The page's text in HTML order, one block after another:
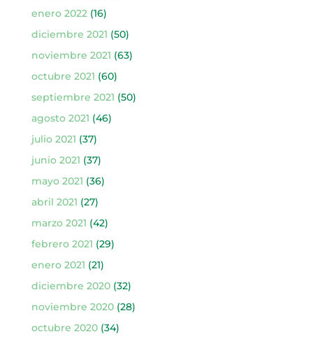
enero 2022 (16)
diciembre 2021 (50)
noviembre 2021 (63)
octubre 2021 (60)
septiembre 2021 (50)
agosto 2021 (46)
julio 2021 (37)
junio 2021 (37)
mayo 2021 (36)
abril 2021 (27)
marzo 2021 (42)
febrero 2021 (29)
enero 2021 (21)
diciembre 2020(32)
noviembre 2020(28)
octubre 2020(34)